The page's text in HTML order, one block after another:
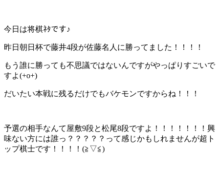
今日は将棋ﾈﾀです♪
昨日朝日杯で藤井4段が佐藤名人に勝ってました！！！！
もう誰に勝っても不思議ではないんですがやっぱりすごいで
すよ(+o+)
だいたい本戦に残るだけでもバケモンですからね！！！
予選の相手なんて屋敷9段と松尾8段ですよ！！！！！！！興
味ない方には誰っ？？？？？って感じかもしれませんが超ト
ップ棋士です！！！！(≧▽≦)